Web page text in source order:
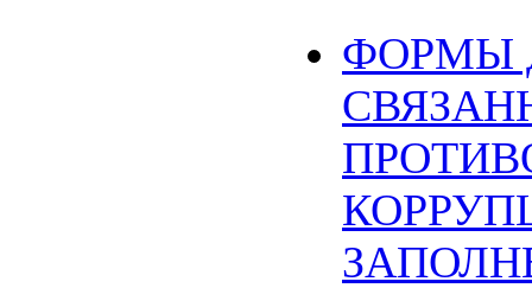
ФОРМЫ